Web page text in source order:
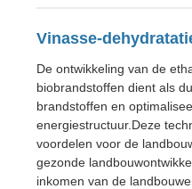
Vinasse-
De ontwikkeling van de
biobrandstoffen dient als
brandstoffen en
energiestructuur.Deze
voordelen voor de
gezonde
inkomen van de